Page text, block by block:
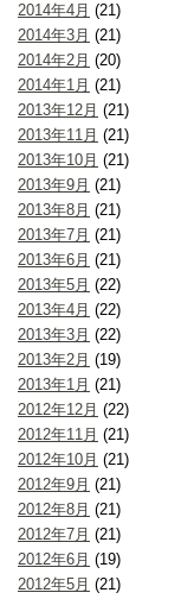
2014年4月 (21)
2014年3月 (21)
2014年2月 (20)
2014年1月 (21)
2013年12月 (21)
2013年11月 (21)
2013年10月 (21)
2013年9月 (21)
2013年8月 (21)
2013年7月 (21)
2013年6月 (21)
2013年5月 (22)
2013年4月 (22)
2013年3月 (22)
2013年2月 (19)
2013年1月 (21)
2012年12月 (22)
2012年11月 (21)
2012年10月 (21)
2012年9月 (21)
2012年8月 (21)
2012年7月 (21)
2012年6月 (19)
2012年5月 (21)